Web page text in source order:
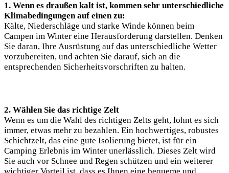
1. Wenn⁤ es draußen kalt ist, kommen sehr unterschiedliche
Klimabedingungen auf einen zu:
Kälte, Niederschläge und starke Winde können beim
Campen im Winter eine Herausforderung darstellen. Denken
Sie‍ daran, ⁢Ihre Ausrüstung auf das unterschiedliche⁤ Wetter
‍vorzubereiten, und‍ achten Sie ⁢darauf, sich an die ​
entsprechenden ‍Sicherheitsvorschriften zu halten.
2. Wählen Sie das richtige Zelt
Wenn es um die Wahl des⁤ richtigen Zelts geht, lohnt es sich
‌immer, ‍etwas‍ mehr zu bezahlen.​ Ein ‌hochwertiges, ⁢robustes
Schichtzelt, das eine gute Isolierung bietet, ist für ein
Camping ‍Erlebnis im Winter unerlässlich.⁤ Dieses Zelt wird
Sie ⁣auch vor Schnee‌ und⁤ Regen schützen und ein weiterer